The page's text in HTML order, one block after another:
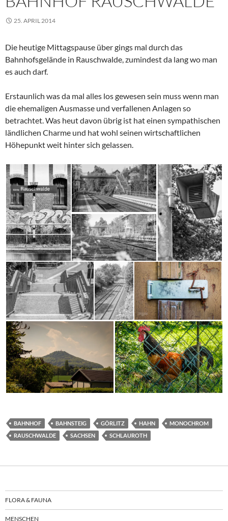
25. APRIL 2014
Die heutige Mittagspause über gings mal durch das
Bahnhofsgelände in Rauschwalde, zumindest da lang wo man
es auch darf.
Erstaunlich was da mal alles los gewesen sein muss wenn man
die ehemaligen Ausmasse und verfallenen Anlagen so
betrachtet. Was heut davon übrig ist hat einen sympathischen
ländlichen Charme und hat wohl seinen wirtschaftlichen
Höhepunkt weit hinter sich gelassen.
BAHNHOF BAHNSTEIG GÖRLITZ HAHN
MONOCHROM
RAUSCHWALDE
SACHSEN SCHLAUROTH
FLORA & FAUNA
MENSCHEN